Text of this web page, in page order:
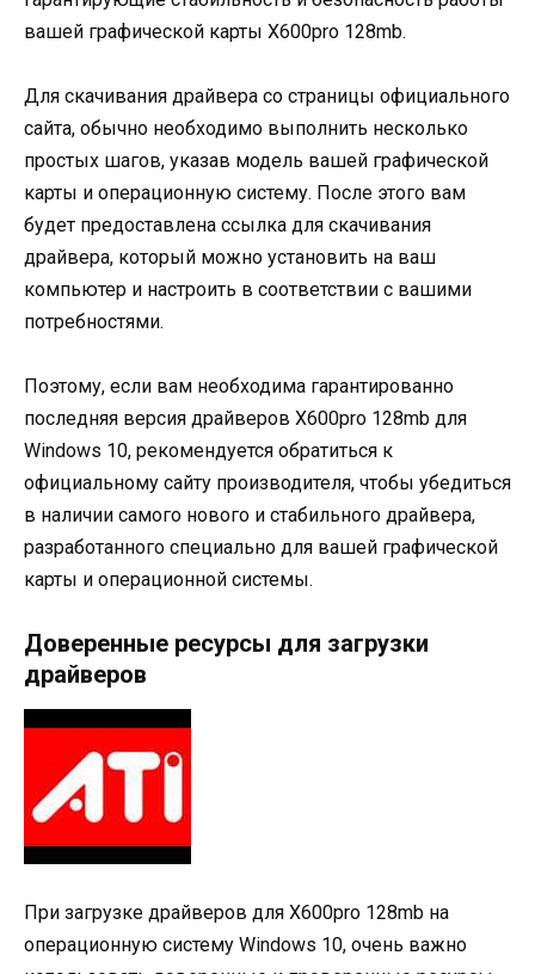
вашей графической карты X600pro 128mb.
Для скачивания драйвера со страницы официального
сайта, обычно необходимо выполнить несколько
простых шагов, указав модель вашей графической
карты и операционную систему. После этого вам
будет предоставлена ссылка для скачивания
драйвера, который можно установить на ваш
компьютер и настроить в соответствии с вашими
потребностями.
Поэтому, если вам необходима гарантированно
последняя версия драйверов X600pro 128mb для
Windows 10, рекомендуется обратиться к
официальному сайту производителя, чтобы убедиться
в наличии самого нового и стабильного драйвера,
разработанного специально для вашей графической
карты и операционной системы.
Доверенные ресурсы для загрузки
драйверов
При загрузке драйверов для X600pro 128mb на
операционную систему Windows 10, очень важно